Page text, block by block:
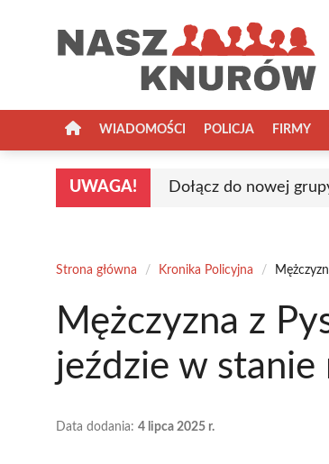
WIADOMOŚCI POLICJA FIRMY
UWAGA! Dołącz do nowej
Strona główna / Kronika Policyjna /
Mężczyzna z
jeździe w
Data dodania: 4 lipca 2025 r.